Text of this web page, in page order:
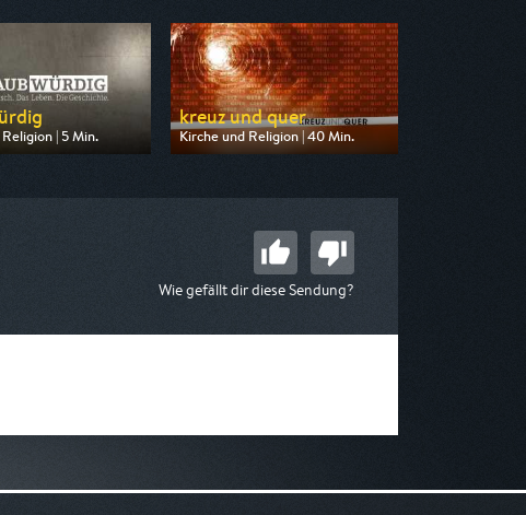
| 5 Min.
von MDR
kreuz und quer
Kirche und Religion | 40 Min.
Ausgestrahlt von ARD alpha
Wie gefällt dir diese Sendung?